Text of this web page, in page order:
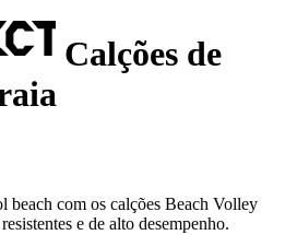
Calções de
beach com os calções Beach Volley
e de alto desempenho.